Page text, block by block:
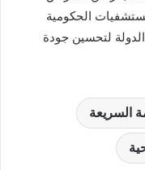
الحكومية
لتحسين جودة
السريعة